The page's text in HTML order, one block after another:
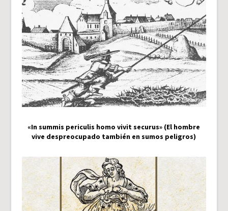
«In summis periculis homo vivit securus» (El hombre
vive despreocupado también en sumos peligros)